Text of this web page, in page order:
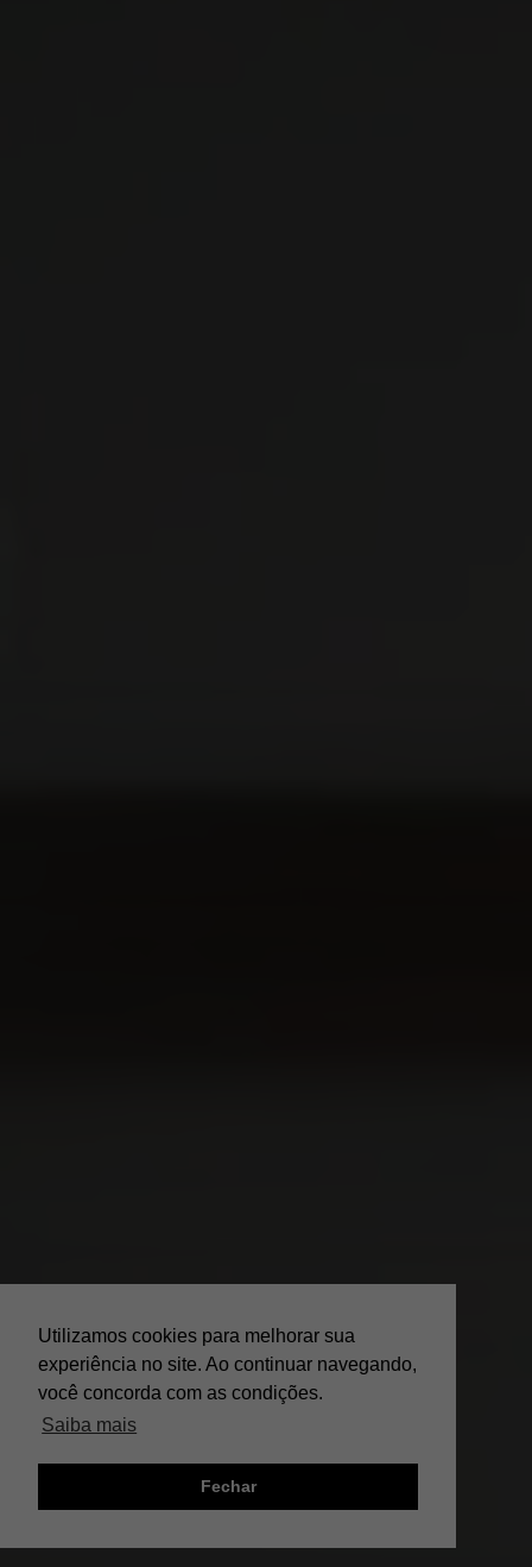
Utilizamos cookies para melhorar sua
experiência no site. Ao continuar navegando,
você concorda com as condições.
Saiba mais
Fechar
;